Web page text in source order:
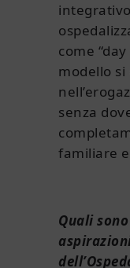
come
modello
senza
familiare
Quali